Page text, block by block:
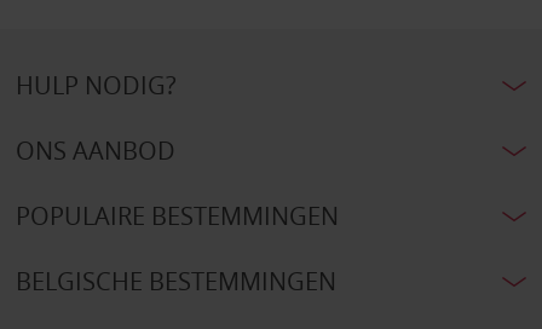
HULP NODIG?
ONS AANBOD
POPULAIRE BESTEMMINGEN
BELGISCHE BESTEMMINGEN